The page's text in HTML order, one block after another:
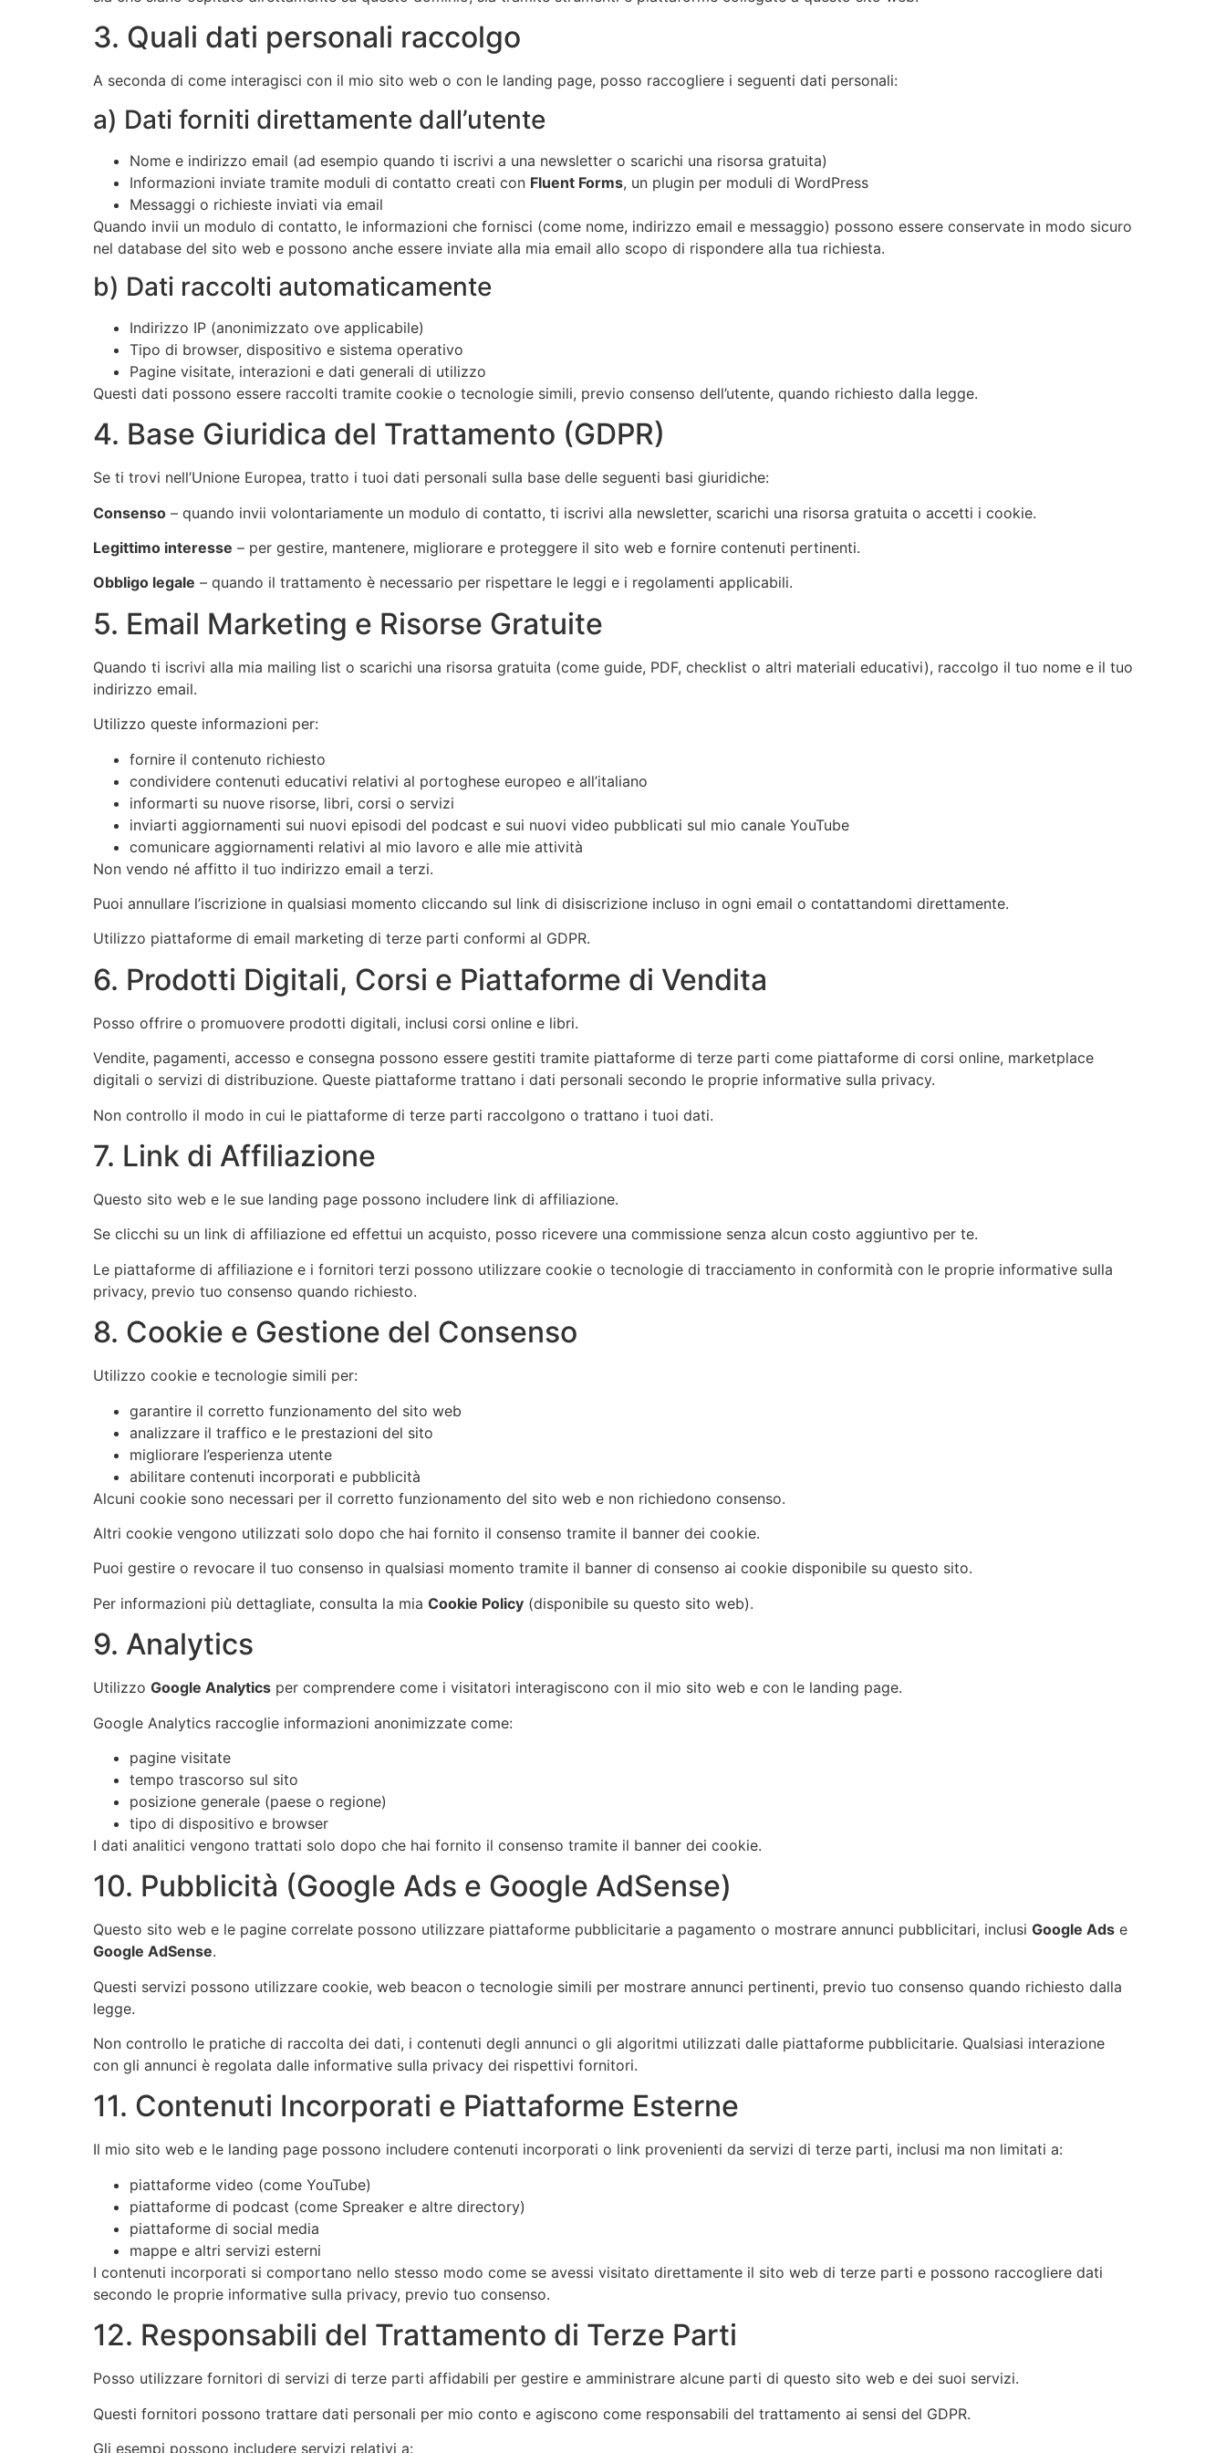
3. Quali dati personali raccolgo
A seconda di come interagisci con il mio sito web o con le landing page, posso raccogliere i seguenti dati personali:
a) Dati forniti direttamente dall’utente
Nome e indirizzo email (ad esempio quando ti iscrivi a una newsletter o scarichi una risorsa gratuita)
Informazioni inviate tramite moduli di contatto creati con Fluent Forms, un plugin per moduli di WordPress
Messaggi o richieste inviati via email
Quando invii un modulo di contatto, le informazioni che fornisci (come nome, indirizzo email e messaggio) possono essere conservate in modo sicuro
nel database del sito web e possono anche essere inviate alla mia email allo scopo di rispondere alla tua richiesta.
b) Dati raccolti automaticamente
Indirizzo IP (anonimizzato ove applicabile)
Tipo di browser, dispositivo e sistema operativo
Pagine visitate, interazioni e dati generali di utilizzo
Questi dati possono essere raccolti tramite cookie o tecnologie simili, previo consenso dell’utente, quando richiesto dalla legge.
4. Base Giuridica del Trattamento (GDPR)
Se ti trovi nell’Unione Europea, tratto i tuoi dati personali sulla base delle seguenti basi giuridiche:
Consenso – quando invii volontariamente un modulo di contatto, ti iscrivi alla newsletter, scarichi una risorsa gratuita o accetti i cookie.
Legittimo interesse – per gestire, mantenere, migliorare e proteggere il sito web e fornire contenuti pertinenti.
Obbligo legale – quando il trattamento è necessario per rispettare le leggi e i regolamenti applicabili.
5. Email Marketing e Risorse Gratuite
Quando ti iscrivi alla mia mailing list o scarichi una risorsa gratuita (come guide, PDF, checklist o altri materiali educativi), raccolgo il tuo nome e il tuo
indirizzo email.
Utilizzo queste informazioni per:
fornire il contenuto richiesto
condividere contenuti educativi relativi al portoghese europeo e all’italiano
informarti su nuove risorse, libri, corsi o servizi
inviarti aggiornamenti sui nuovi episodi del podcast e sui nuovi video pubblicati sul mio canale YouTube
comunicare aggiornamenti relativi al mio lavoro e alle mie attività
Non vendo né affitto il tuo indirizzo email a terzi.
Puoi annullare l’iscrizione in qualsiasi momento cliccando sul link di disiscrizione incluso in ogni email o contattandomi direttamente.
Utilizzo piattaforme di email marketing di terze parti conformi al GDPR.
6. Prodotti Digitali, Corsi e Piattaforme di Vendita
Posso offrire o promuovere prodotti digitali, inclusi corsi online e libri.
Vendite, pagamenti, accesso e consegna possono essere gestiti tramite piattaforme di terze parti come piattaforme di corsi online, marketplace
digitali o servizi di distribuzione. Queste piattaforme trattano i dati personali secondo le proprie informative sulla privacy.
Non controllo il modo in cui le piattaforme di terze parti raccolgono o trattano i tuoi dati.
7. Link di Affiliazione
Questo sito web e le sue landing page possono includere link di affiliazione.
Se clicchi su un link di affiliazione ed effettui un acquisto, posso ricevere una commissione senza alcun costo aggiuntivo per te.
Le piattaforme di affiliazione e i fornitori terzi possono utilizzare cookie o tecnologie di tracciamento in conformità con le proprie informative sulla
privacy, previo tuo consenso quando richiesto.
8. Cookie e Gestione del Consenso
Utilizzo cookie e tecnologie simili per:
garantire il corretto funzionamento del sito web
analizzare il traffico e le prestazioni del sito
migliorare l’esperienza utente
abilitare contenuti incorporati e pubblicità
Alcuni cookie sono necessari per il corretto funzionamento del sito web e non richiedono consenso.
Altri cookie vengono utilizzati solo dopo che hai fornito il consenso tramite il banner dei cookie.
Puoi gestire o revocare il tuo consenso in qualsiasi momento tramite il banner di consenso ai cookie disponibile su questo sito.
Per informazioni più dettagliate, consulta la mia Cookie Policy (disponibile su questo sito web).
9. Analytics
Utilizzo Google Analytics per comprendere come i visitatori interagiscono con il mio sito web e con le landing page.
Google Analytics raccoglie informazioni anonimizzate come:
pagine visitate
tempo trascorso sul sito
posizione generale (paese o regione)
tipo di dispositivo e browser
I dati analitici vengono trattati solo dopo che hai fornito il consenso tramite il banner dei cookie.
10. Pubblicità (Google Ads e Google AdSense)
Questo sito web e le pagine correlate possono utilizzare piattaforme pubblicitarie a pagamento o mostrare annunci pubblicitari, inclusi Google Ads e
Google AdSense.
Questi servizi possono utilizzare cookie, web beacon o tecnologie simili per mostrare annunci pertinenti, previo tuo consenso quando richiesto dalla
legge.
Non controllo le pratiche di raccolta dei dati, i contenuti degli annunci o gli algoritmi utilizzati dalle piattaforme pubblicitarie. Qualsiasi interazione
con gli annunci è regolata dalle informative sulla privacy dei rispettivi fornitori.
11. Contenuti Incorporati e Piattaforme Esterne
Il mio sito web e le landing page possono includere contenuti incorporati o link provenienti da servizi di terze parti, inclusi ma non limitati a:
piattaforme video (come YouTube)
piattaforme di podcast (come Spreaker e altre directory)
piattaforme di social media
mappe e altri servizi esterni
I contenuti incorporati si comportano nello stesso modo come se avessi visitato direttamente il sito web di terze parti e possono raccogliere dati
secondo le proprie informative sulla privacy, previo tuo consenso.
12. Responsabili del Trattamento di Terze Parti
Posso utilizzare fornitori di servizi di terze parti affidabili per gestire e amministrare alcune parti di questo sito web e dei suoi servizi.
Questi fornitori possono trattare dati personali per mio conto e agiscono come responsabili del trattamento ai sensi del GDPR.
Gli esempi possono includere servizi relativi a: